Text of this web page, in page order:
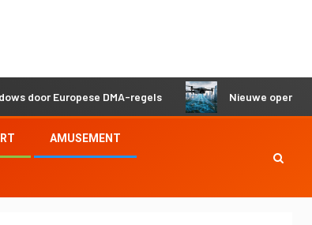
Europese DMA-regels Nieuwe open-source
AMUSEMENT